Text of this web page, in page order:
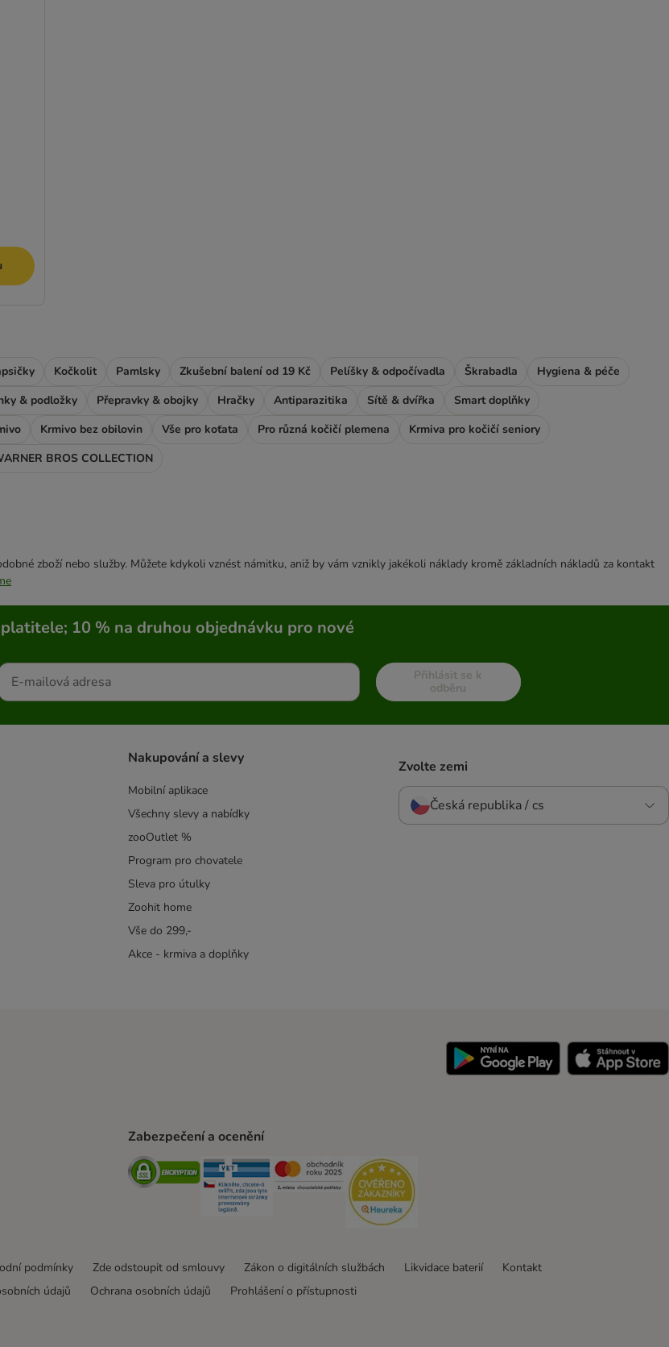
Kočkolit Pamlsky Zkušební balení od 19 Kč Pelíšky & odpočívadla Škrabadla
Hygiena & péče
& podložky Přepravky & obojky Hračky Antiparazitika Sítě & dvířka
Smart doplňky
Krmivo bez obilovin Vše pro koťata Pro různá kočičí plemena
Krmiva pro kočičí seniory
BROS COLLECTION
zboží nebo služby. Můžete kdykoli vznést námitku, aniž by vám vznikly jakékoli náklady kromě základních nákladů za kontakt
10 % na druhou objednávku pro nové
Přihlásit se k
odběru
Nakupování a slevy
Mobilní aplikace
Všechny slevy a nabídky
zooOutlet %
Program pro chovatele
Sleva pro útulky
Zoohit home
Vše do 299,-
Akce - krmiva a doplňky
Zvolte zemi
Česká republika / cs
MethodShipping Method
Zabezpečení a ocenění
Security Security Security
podmínky Zde odstoupit od smlouvy Zákon o digitálních službách Likvidace baterií
Kontakt
údajů Ochrana osobních údajů Prohlášení o přístupnosti